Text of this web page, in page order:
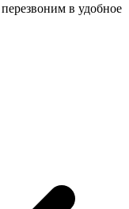
в удобное